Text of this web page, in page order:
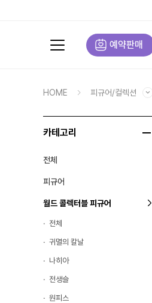
예약판매
HOME 피규어/컬렉션
카테고리
전체
피규어
월드 콜렉터블 피규어
전체
귀멸의 칼날
나히아
전생슬
원피스